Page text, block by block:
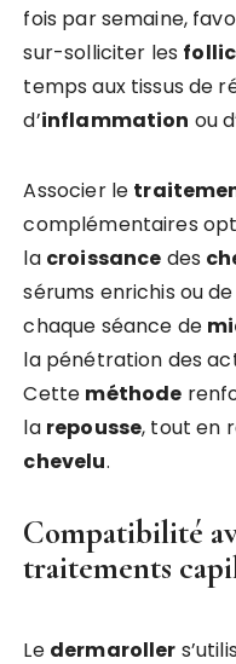
fois par semaine,
sur-solliciter les
temps aux tissus de
d’inflammation ou
Associer le
complémentaires
la croissance des
sérums enrichis ou
chaque séance de
la pénétration des
Cette méthode
la repousse, tout en
chevelu.
Compatibilité
traitements
Le dermaroller